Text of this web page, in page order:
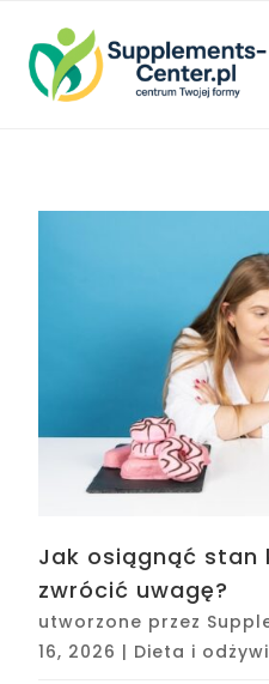
Jak osiągnąć stan
zwrócić uwagę?
utworzone przez
16, 2026 | Dieta i